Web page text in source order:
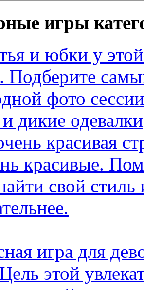
игры
дикие одевалки